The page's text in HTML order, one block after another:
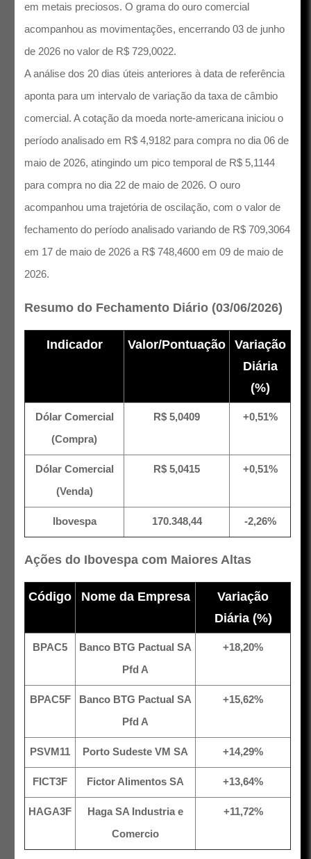
em metais preciosos. O grama do ouro comercial
acompanhou as movimentações, encerrando 03 de junho
de 2026 no valor de R$ 729,0022.
A análise dos 20 dias úteis anteriores à data de referência
aponta para um intervalo de variação da taxa de câmbio
comercial. A cotação da moeda norte-americana iniciou o
período analisado em R$ 4,9182 para compra no dia 06 de
maio de 2026, atingindo um pico temporal de R$ 5,1144
para compra no dia 22 de maio de 2026. O ouro
acompanhou uma trajetória de oscilação, com o valor de
fechamento do período analisado variando de R$ 709,3064
em 17 de maio de 2026 a R$ 748,4600 em 09 de maio de
2026.
Resumo do Fechamento Diário (03/06/2026)
Indicador Valor/Pontuação
Variação
Diária
(%)
Dólar Comercial
(Compra)
R$ 5,0409 +0,51%
Dólar Comercial
(Venda)
R$ 5,0415 +0,51%
Ibovespa 170.348,44 -2,26%
Ações do Ibovespa com Maiores Altas
Código Nome da Empresa
Variação
Diária (%)
BPAC5
Banco BTG Pactual SA
Pfd A
+18,20%
BPAC5F
Banco BTG Pactual SA
Pfd A
+15,62%
PSVM11 Porto Sudeste VM SA +14,29%
FICT3F Fictor Alimentos SA +13,64%
HAGA3F
Haga SA Industria e
Comercio
+11,72%